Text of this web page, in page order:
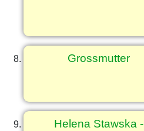
Grossmutter
Helena Stawska -